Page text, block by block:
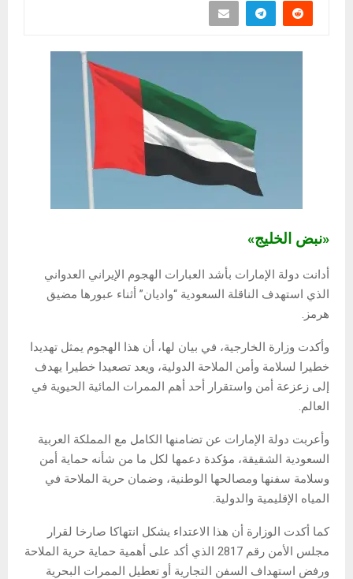
«نبض الخليج»
أدانت دولة الإمارات بأشد العبارات الهجوم الإيراني العدواني
الذي استهدف الناقلة السعودية “واديان” أثناء عبورها مضيق
هرمز.
وأكدت وزارة الخارجية، في بيان لها، أن هذا الهجوم يمثل تهديدا
خطيرا لسلامة وأمن الملاحة الدولية، ويعد تصعيدا خطيرا يهدف
إلى زعزعة أمن واستقرار أحد أهم الممرات المائية الحيوية في
العالم.
وأعربت دولة الإمارات عن تضامنها الكامل مع المملكة العربية
السعودية الشقيقة، مؤكدة دعمها لكل ما من شأنه حماية أمن
وسلامة سفنها ومصالحها الوطنية، وضمان حرية الملاحة في
المياه الإقليمية والدولية.
كما أكدت الوزارة أن هذا الاعتداء يشكل انتهاكا صارخا لقرار
مجلس الأمن رقم 2817 الذي أكد على أهمية حماية حرية الملاحة
ورفض استهداف السفن التجارية أو تعطيل الممرات البحرية